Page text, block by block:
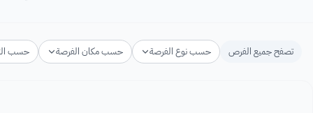
تصفح جميع الفرص حسب نوع الفرصة حسب مكان الفرصة حسب